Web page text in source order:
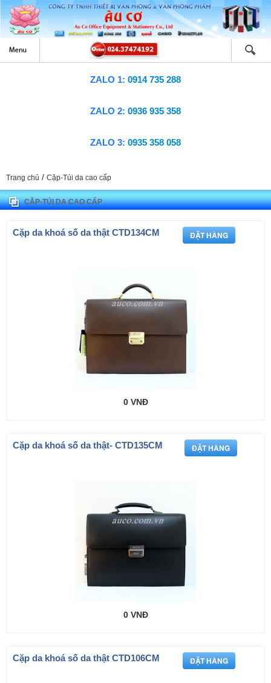
ZALO 1: 0914 735 288
ZALO 2: 0936 935 358
ZALO 3: 0935 358 058
Trang chủ / Cặp-Túi da cao cấp
CẶP-TÚI DA CAO CẤP
Cặp da khoá số da thật CTD134CM
0 VNĐ
Cặp da khoá số da thật- CTD135CM
0 VNĐ
Cặp da khoá số da thật CTD106CM